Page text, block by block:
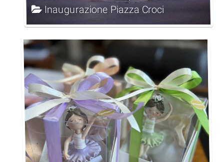
Inaugurazione Piazza Croci